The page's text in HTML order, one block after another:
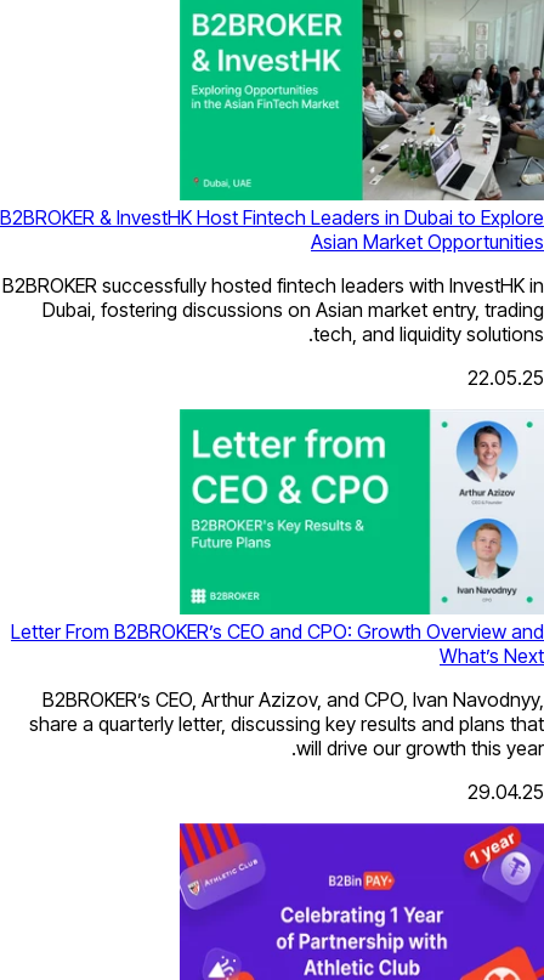
B2BROKER & InvestHK Host Fintech
B2BROKER successfully hosted fintech
Dubai, fostering discussions on
Letter From B2BROKER’s CEO and
B2BROKER’s CEO, Arthur Azizov,
share a quarterly letter, discussing
will